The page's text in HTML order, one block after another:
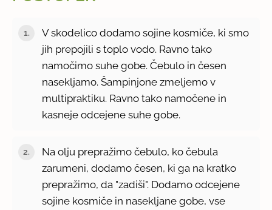
V skodelico dodamo sojine kosmiče, ki smo
jih prepojili s toplo vodo. Ravno tako
namočimo suhe gobe. Čebulo in česen
nasekljamo. Šampinjone zmeljemo v
multipraktiku. Ravno tako namočene in
kasneje odcejene suhe gobe.
Na olju prepražimo čebulo, ko čebula
zarumeni, dodamo česen, ki ga na kratko
prepražimo, da "zadiši". Dodamo odcejene
sojine kosmiče in nasekljane gobe, vse